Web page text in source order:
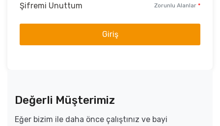
Şifremi Unuttum Zorunlu Alanlar *
Giriş
Değerli Müşterimiz
Eğer bizim ile daha önce çalıştınız ve bayi